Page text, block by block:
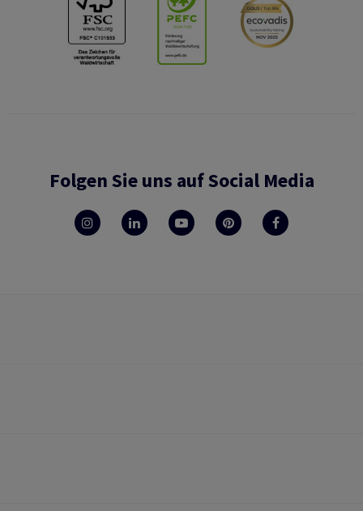
Folgen Sie uns auf Social Media